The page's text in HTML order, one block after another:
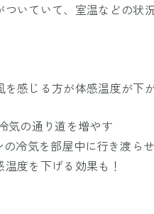
いていて、室温などの状
感じる方が体感温度が下が
気の通り道を増やす
冷気を部屋中に行き渡ら
度を下げる効果も！